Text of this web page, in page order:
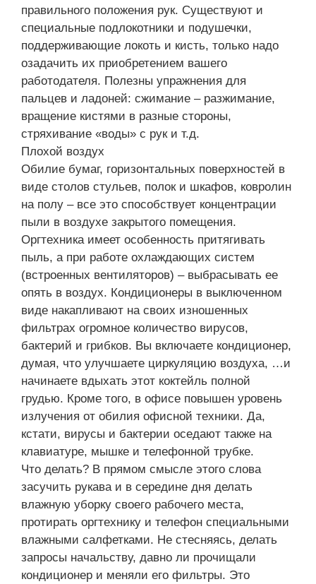
правильного положения рук. Существуют и
специальные подлокотники и подушечки,
поддерживающие локоть и кисть, только надо
озадачить их приобретением вашего
работодателя. Полезны упражнения для
пальцев и ладоней: сжимание – разжимание,
вращение кистями в разные стороны,
стряхивание «воды» с рук и т.д.
Плохой воздух
Обилие бумаг, горизонтальных поверхностей в
виде столов стульев, полок и шкафов, ковролин
на полу – все это способствует концентрации
пыли в воздухе закрытого помещения.
Оргтехника имеет особенность притягивать
пыль, а при работе охлаждающих систем
(встроенных вентиляторов) – выбрасывать ее
опять в воздух. Кондиционеры в выключенном
виде накапливают на своих изношенных
фильтрах огромное количество вирусов,
бактерий и грибков. Вы включаете кондиционер,
думая, что улучшаете циркуляцию воздуха, …и
начинаете вдыхать этот коктейль полной
грудью. Кроме того, в офисе повышен уровень
излучения от обилия офисной техники. Да,
кстати, вирусы и бактерии оседают также на
клавиатуре, мышке и телефонной трубке.
Что делать? В прямом смысле этого слова
засучить рукава и в середине дня делать
влажную уборку своего рабочего места,
протирать оргтехнику и телефон специальными
влажными салфетками. Не стесняясь, делать
запросы начальству, давно ли прочищали
кондиционер и меняли его фильтры. Это